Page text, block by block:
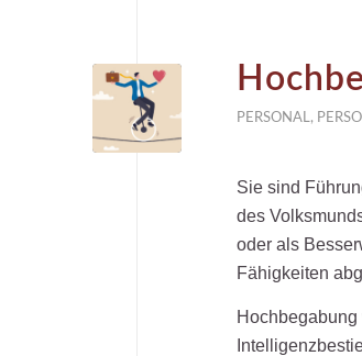
PERSONAL ,
Sie sind
des
oder als
Fähigkeiten